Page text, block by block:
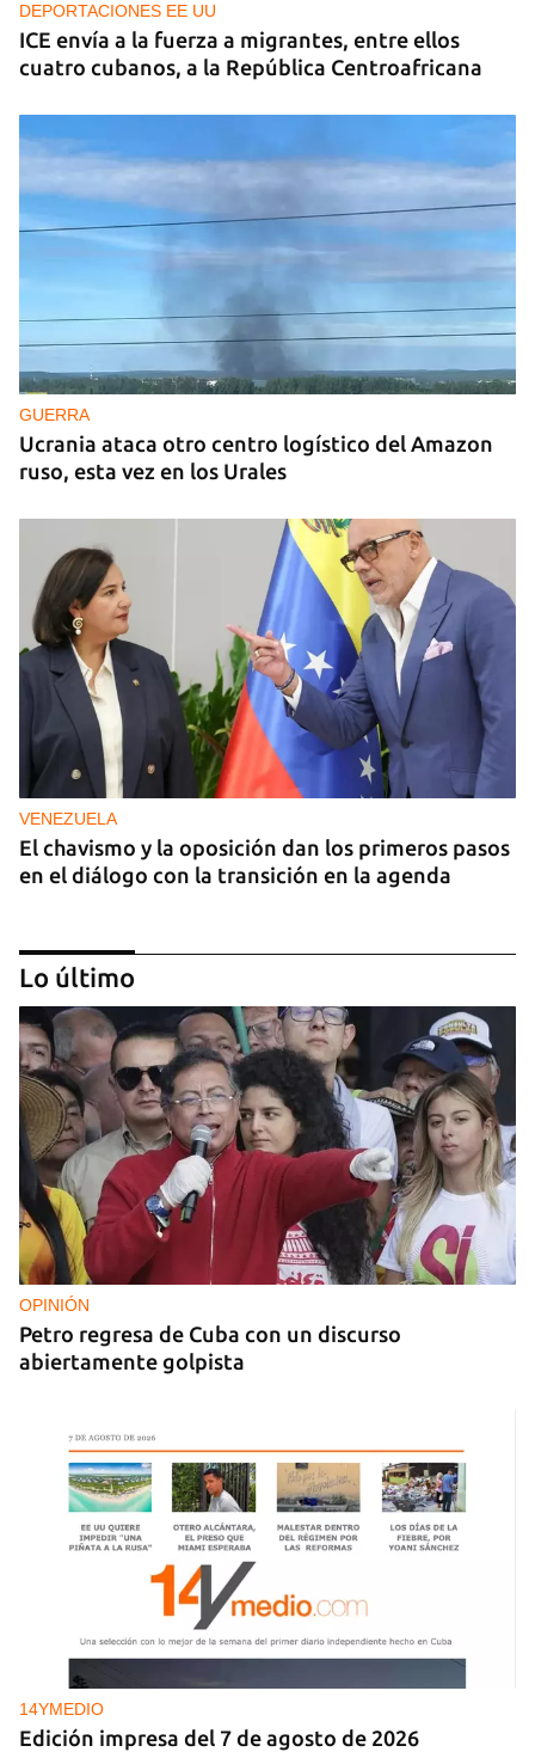
DEPORTACIONES EE UU
ICE envía a la fuerza a migrantes, entre ellos
cuatro cubanos, a la República Centroafricana
GUERRA
Ucrania ataca otro centro logístico del Amazon
ruso, esta vez en los Urales
VENEZUELA
El chavismo y la oposición dan los primeros pasos
en el diálogo con la transición en la agenda
NICARAGUA
EE UU propone a la OEA convocar a los
cancilleres para "tomar medidas" contra las
decisiones de Ortega
Lo último
OPINIÓN
Petro regresa de Cuba con un discurso
abiertamente golpista
14YMEDIO
Edición impresa del 7 de agosto de 2026